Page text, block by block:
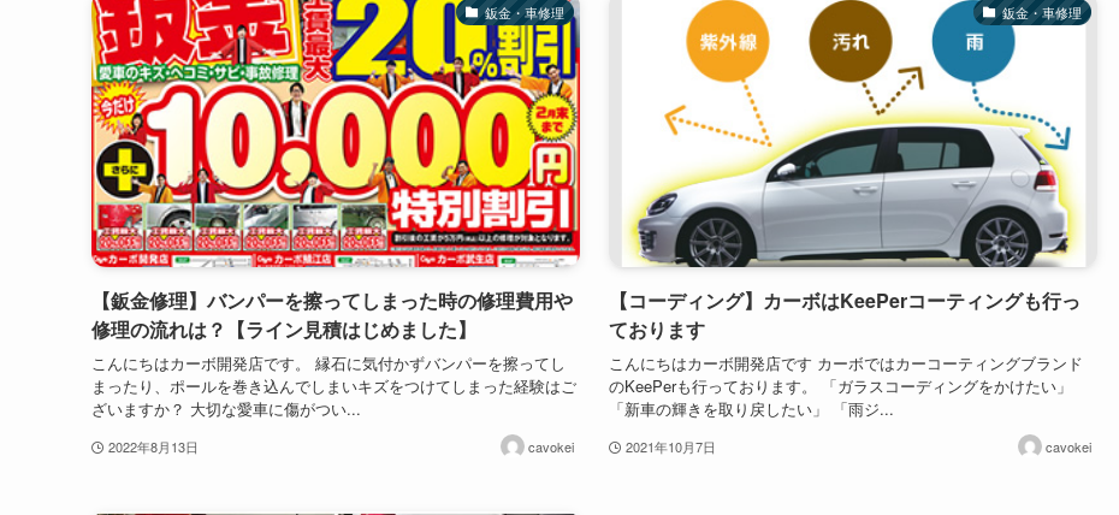
鈑金・車修理
【鈑金修理】バンパーを擦ってしまった時の修理費用や
修理の流れは？【ライン見積はじめました】
こんにちはカーボ開発店です。 縁石に気付かずバンパーを擦ってし
まったり、ポールを巻き込んでしまいキズをつけてしまった経験はご
ざいますか？ 大切な愛車に傷がつい...
2022年8月13日 cavokei
鈑金・車修理
【コーディング】カーボはKeePerコーティングも行っ
ております
こんにちはカーボ開発店です カーボではカーコーティングブランド
のKeePerも行っております。 「ガラスコーディングをかけたい」
「新車の輝きを取り戻したい」 「雨ジ...
2021年10月7日 cavokei